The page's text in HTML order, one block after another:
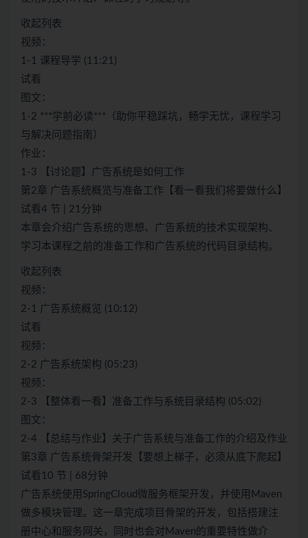
收起列表
视频：
1-1 课程导学 (11:21)
试看
图文：
1-2 ***学前必读***（助你平稳踩坑，畅学无忧，课程学习
与解决问题指南）
作业：
1-3 【讨论题】广告系统是如何工作
第2章 广告系统概览与准备工作【看一看我们将要做什么】
试看4 节 | 21分钟
本章会介绍广告系统的思想、广告系统的技术实现架构、
学习本课程之前的准备工作和广告系统的代码目录结构。
收起列表
视频：
2-1 广告系统概览 (10:12)
试看
视频：
2-2 广告系统架构 (05:23)
视频：
2-3 【整体看一看】准备工作与系统目录结构 (05:02)
图文：
2-4 【总结与作业】关于广告系统与准备工作的介绍及作业
第3章 广告系统骨架开发【要想上梯子，必须从底下爬起】
试看10 节 | 68分钟
广告系统使用SpringCloud微服务框架开发，并使用Maven
做多模块管理。这一章完成项目骨架的开发，包括搭建注
册中心和服务网关，同时也会对Maven的重要特性做介